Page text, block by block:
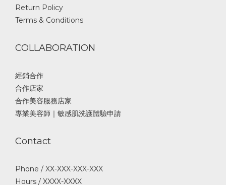
Return Policy
Terms & Conditions
COLLABORATION
經銷合作
合作店家
合作美容服務店家
專業美容師｜敏感肌洗護體驗申請
Contact
Phone / XX-XXX-XXX-XXX
Hours / XXXX-XXXX